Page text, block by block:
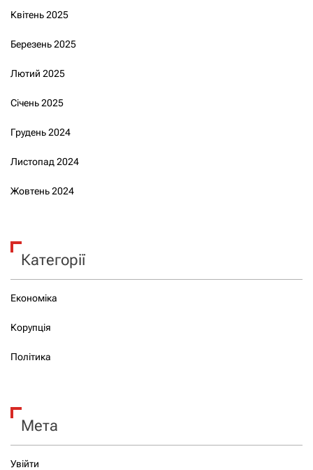
Квітень 2025
Березень 2025
Лютий 2025
Січень 2025
Грудень 2024
Листопад 2024
Жовтень 2024
Категорії
Економіка
Корупція
Політика
Мета
Увійти